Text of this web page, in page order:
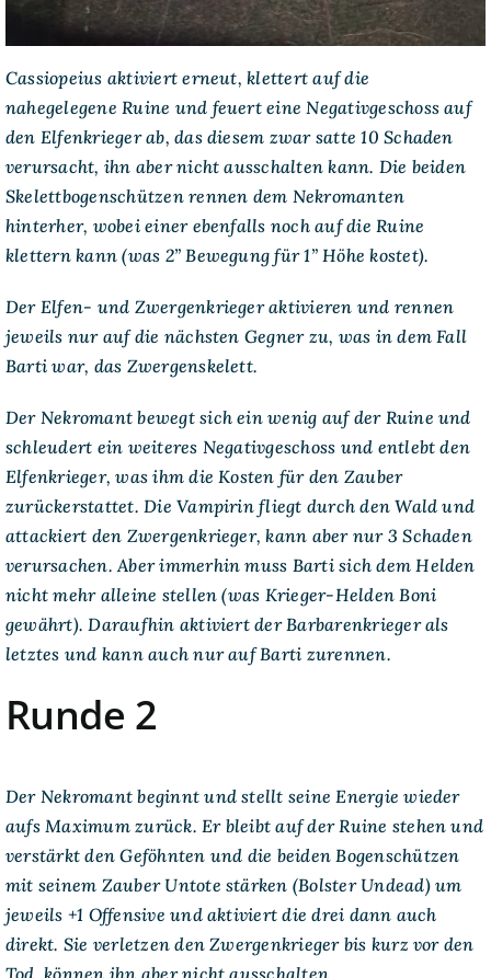
Cassiopeius aktiviert erneut, klettert auf die
nahegelegene Ruine und feuert eine Negativgeschoss auf
den Elfenkrieger ab, das diesem zwar satte 10 Schaden
verursacht, ihn aber nicht ausschalten kann. Die beiden
Skelettbogenschützen rennen dem Nekromanten
hinterher, wobei einer ebenfalls noch auf die Ruine
klettern kann (was 2” Bewegung für 1” Höhe kostet).
Der Elfen- und Zwergenkrieger aktivieren und rennen
jeweils nur auf die nächsten Gegner zu, was in dem Fall
Barti war, das Zwergenskelett.
Der Nekromant bewegt sich ein wenig auf der Ruine und
schleudert ein weiteres Negativgeschoss und entlebt den
Elfenkrieger, was ihm die Kosten für den Zauber
zurückerstattet. Die Vampirin fliegt durch den Wald und
attackiert den Zwergenkrieger, kann aber nur 3 Schaden
verursachen. Aber immerhin muss Barti sich dem Helden
nicht mehr alleine stellen (was Krieger-Helden Boni
gewährt). Daraufhin aktiviert der Barbarenkrieger als
letztes und kann auch nur auf Barti zurennen.
Runde 2
Der Nekromant beginnt und stellt seine Energie wieder
aufs Maximum zurück. Er bleibt auf der Ruine stehen und
verstärkt den Geföhnten und die beiden Bogenschützen
mit seinem Zauber Untote stärken (Bolster Undead) um
jeweils +1 Offensive und aktiviert die drei dann auch
direkt. Sie verletzen den Zwergenkrieger bis kurz vor den
Tod, können ihn aber nicht ausschalten.